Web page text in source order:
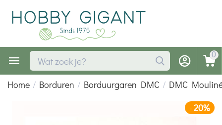
0
Home / Borduren / Borduurgaren DMC / DMC
-20%